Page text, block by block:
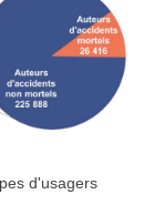
d'usagers